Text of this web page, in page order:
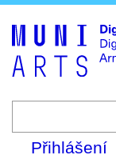
Přihlášení